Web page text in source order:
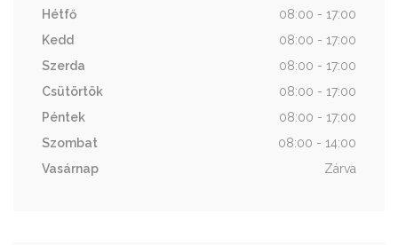
Hétfő
08:00 - 17:00
Kedd
08:00 - 17:00
Szerda
08:00 - 17:00
Csütörtök
08:00 - 17:00
Péntek
08:00 - 17:00
Szombat
08:00 - 14:00
Vasárnap
Zárva